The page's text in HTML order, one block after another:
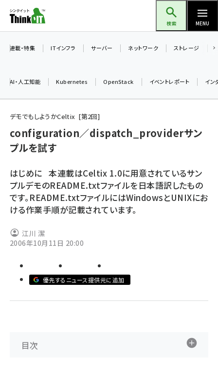
ン
ツ
検索 MENU
加藤銘のチーム貢献～仲間と築いた勝利の絆～ (2315)
iot女子会 (2281)
drupal (1956)
genai (1484)
ai crunch (1355)
連載・特集 ITインフラ サーバー ネットワーク ストレージ
AI・人工知能 Kubernetes OpenStack イベントレポート イン
デモでもしようかCeltix 第2回
configuration／dispatch_providerサン
プルを試す
はじめに 本連載はCeltix 1.0に用意されているサン
プルデモのREADME.txtファイルを日本語訳したもの
です。README.txtファイルにはWindowsとUNIXにお
ける作業手順が記載されています。
江川 潔
2006年10月11日 20:00
優先するニュース提供元に追加
目次